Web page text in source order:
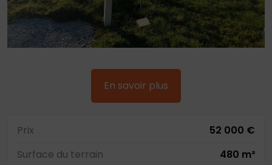
En savoir plus
Prix
52 000 €
Surface du terrain
480 m²